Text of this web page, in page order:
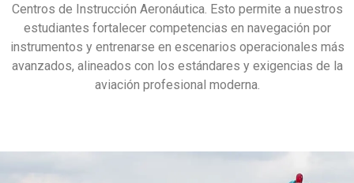
Centros de Instrucción Aeronáutica. Esto permite a nuestros
estudiantes fortalecer competencias en navegación por
instrumentos y entrenarse en escenarios operacionales más
avanzados, alineados con los estándares y exigencias de la
aviación profesional moderna.